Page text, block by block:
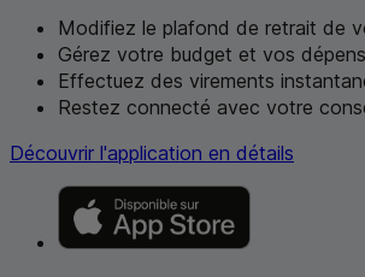
Modifiez le plafond de retrait de
Gérez votre budget et vos
Effectuez des virements
Restez connecté avec votre
Découvrir l'application en détails